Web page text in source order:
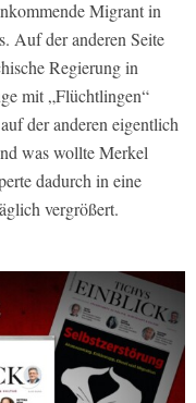
Migrant in
Auf der anderen Seite
Regierung in
mit „Flüchtlingen“
der anderen eigentlich
was wollte Merkel
dadurch in eine
vergrößert.